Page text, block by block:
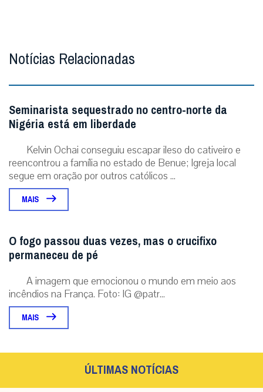
Notícias Relacionadas
Seminarista sequestrado no centro-norte da
Nigéria está em liberdade
Kelvin Ochai conseguiu escapar ileso do cativeiro e
reencontrou a família no estado de Benue; Igreja local
segue em oração por outros católicos ...
MAIS
O fogo passou duas vezes, mas o crucifixo
permaneceu de pé
A imagem que emocionou o mundo em meio aos
incêndios na França. Foto: IG @patr...
MAIS
ÚLTIMAS NOTÍCIAS